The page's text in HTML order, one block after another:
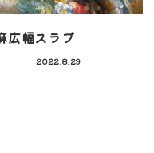
広幅スラブ
2022.8.29